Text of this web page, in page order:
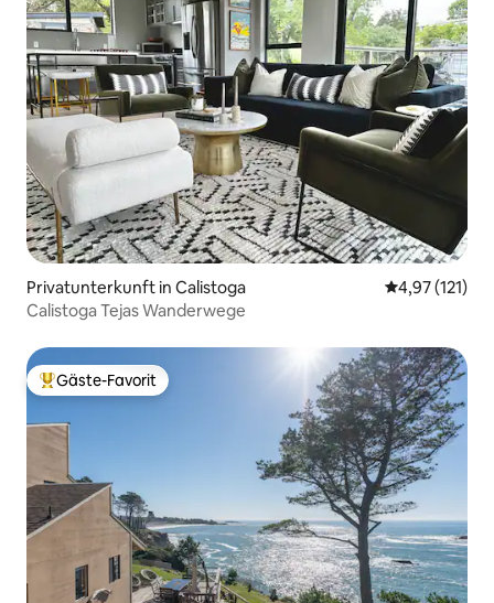
Privatunterkunft in Calistoga
4,97 (121)
Calistoga Tejas Wanderwege
Beliebter Gäste-Favorit.
Gäste-Favorit